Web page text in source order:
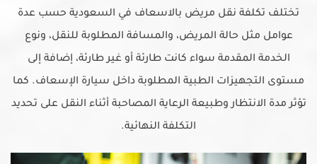
تختلف تكلفة نقل مريض بالاسعاف في السعودية حسب عدة
عوامل مثل حالة المريض، والمسافة المطلوبة للنقل، ونوع
الخدمة المقدمة سواء كانت طارئة أو غير طارئة، إضافة إلى
مستوى التجهيزات الطبية المطلوبة داخل سيارة الإسعاف. كما
تؤثر مدة الانتظار وطبيعة الرعاية المصاحبة أثناء النقل على تحديد
التكلفة النهائية.